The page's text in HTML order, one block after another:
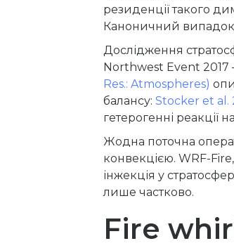
резиденції такого
Каноничний випадок
Дослідження
Northwest Event 2017
Res.: Atmospheres)
балансу: Stocker et al.
гетерогенні реакції
Жодна поточна
конвекцією. WRF-
інжекція у
лише частково.
Fire